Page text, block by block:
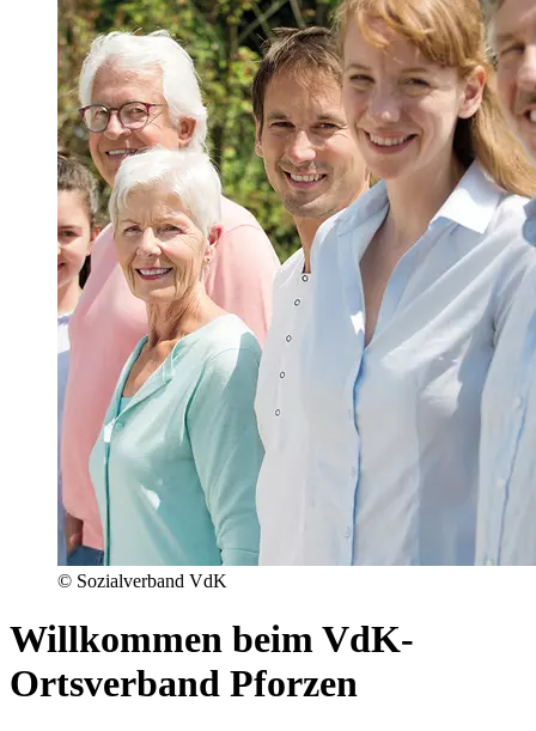
© Sozialverband VdK
Willkommen beim VdK-
Ortsverband Pforzen